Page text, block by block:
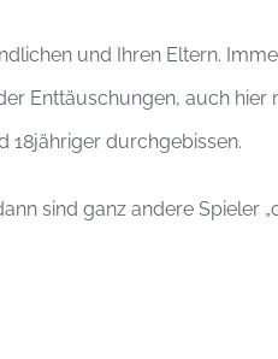
und Ihren Eltern.
Enttäuschungen, auch
18jähriger durchgebissen.
sind ganz andere Spieler